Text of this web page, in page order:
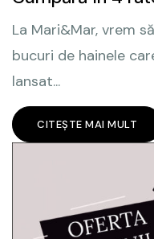
La Mari&Mar, vrem
bucuri de hainele
lansat...
CITEȘTE MAI MULT